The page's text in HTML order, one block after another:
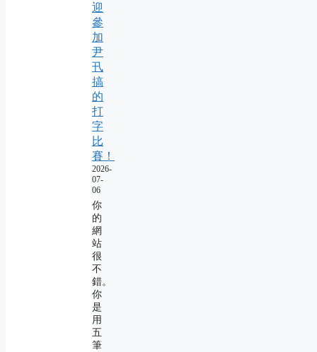
迎
參
加
尹
卂
搞
的
打
字
比
賽！
2026-
07-
06
你
的
網
站
很
不
錯。
你
是
用
五
筆